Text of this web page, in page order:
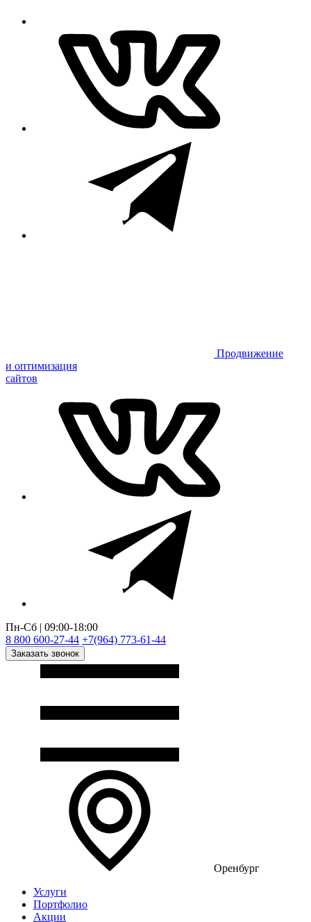
Продвижение
и оптимизация
сайтов
Пн-Сб | 09:00-18:00
8 800 600-27-44 +7(964) 773-61-44
Заказать звонок
Оренбург
Услуги
Портфолио
Акции